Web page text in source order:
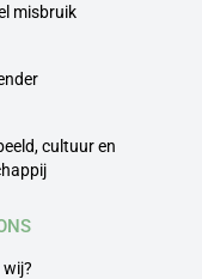
misbruik
cultuur en
wij?